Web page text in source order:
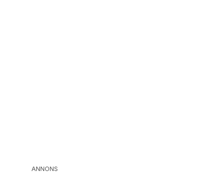
ANNONS